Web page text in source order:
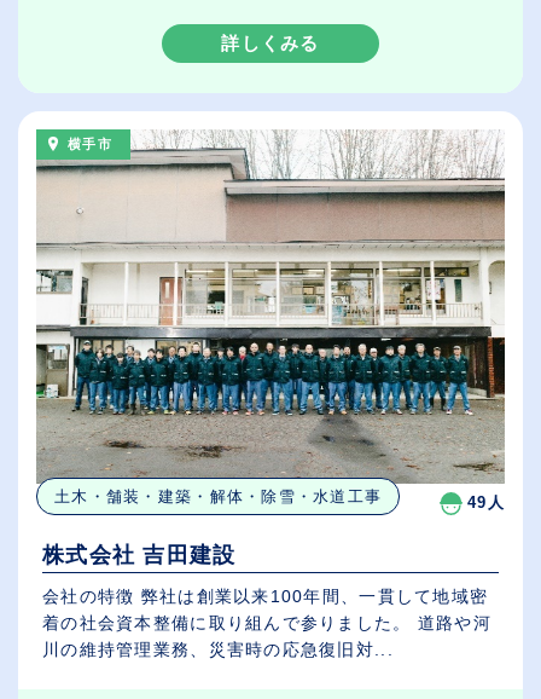
詳しくみる
横手市
土木・舗装・建築・解体・除雪・水道工事 49人
株式会社 吉田建設
会社の特徴 弊社は創業以来100年間、一貫して地域密
着の社会資本整備に取り組んで参りました。 道路や河
川の維持管理業務、災害時の応急復旧対...